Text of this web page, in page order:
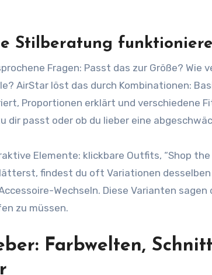
Stilberatung
Fragen: Passt das zur Größe? Wie
AirStar löst das durch Kombinationen:
Proportionen erklärt und verschiedene
dir passt oder ob du lieber eine
Elemente: klickbare Outfits, “Shop the
findest du oft Variationen
Wechseln. Diese Varianten sagen
zu müssen.
Farbwelten,